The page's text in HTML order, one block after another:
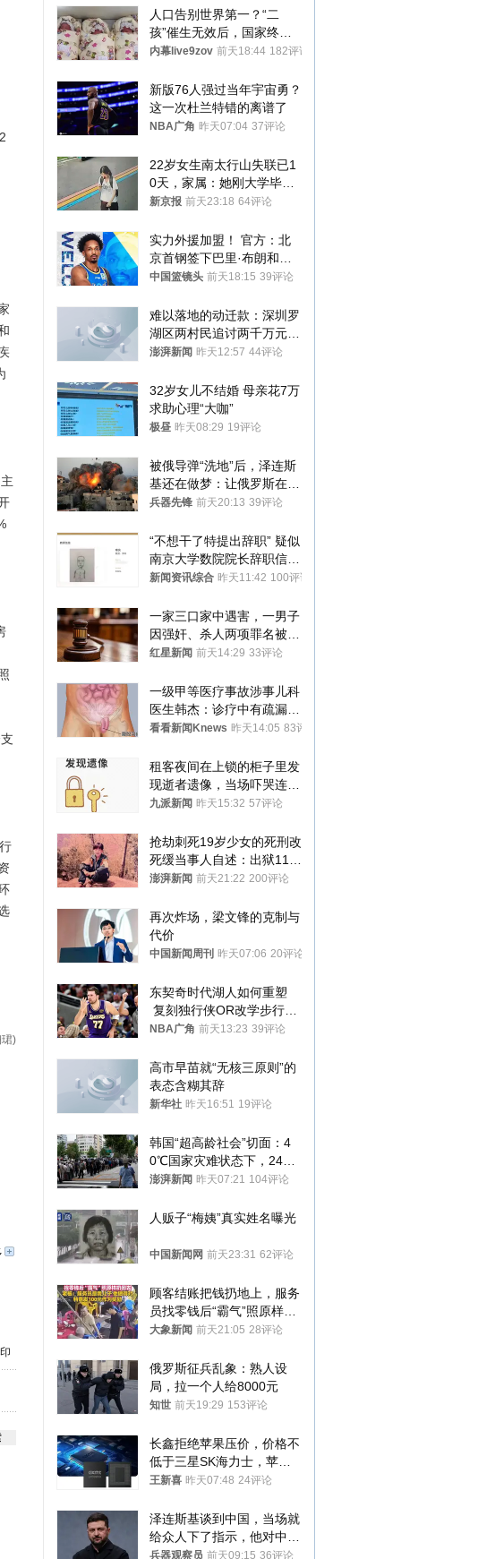
)
人口告别世界第一？“二
孩”催生无效后，国家终于
向住房出手了！
内幕live9zov 前天18:44 182评论
新版76人强过当年宇宙勇？
这一次杜兰特错的离谱了
NBA广角 昨天07:04 37评论
22岁女生南太行山失联已1
0天，家属：她刚大学毕业
想到山里旅行
新京报 前天23:18 64评论
实力外援加盟！ 官方：北
京首钢签下巴里·布朗和桑
普森
中国篮镜头 前天18:15 39评论
难以落地的动迁款：深圳罗
湖区两村民追讨两千万元动
迁款八年未果
澎湃新闻 昨天12:57 44评论
32岁女儿不结婚 母亲花7万
求助心理“大咖”
极昼 昨天08:29 19评论
被俄导弹“洗地”后，泽连斯
基还在做梦：让俄罗斯在冬
季前求和？
兵器先锋 前天20:13 39评论
“不想干了特提出辞职” 疑似
南京大学数院院长辞职信流
传 院方回应
新闻资讯综合 昨天11:42 100评论
一家三口家中遇害，一男子
因强奸、杀人两项罪名被判
死缓 最高检介入后改判无
红星新闻 前天14:29 33评论
一级甲等医疗事故涉事儿科
医生韩杰：诊疗中有疏漏，
我认错，但不能认罪
看看新闻Knews 昨天14:05 83评论
租客夜间在上锁的柜子里发
现逝者遗像，当场吓哭连夜
搬离，房东退还押金
九派新闻 昨天15:32 57评论
抢劫刺死19岁少女的死刑改
死缓当事人自述：出狱11年
间始终刻意躲避被害人家属
澎湃新闻 前天21:22 200评论
再次炸场，梁文锋的克制与
代价
中国新闻周刊 昨天07:06 20评论
东契奇时代湖人如何重塑
复刻独行侠OR改学步行
者？
NBA广角 前天13:23 39评论
高市早苗就“无核三原则”的
表态含糊其辞
新华社 昨天16:51 19评论
韩国“超高龄社会”切面：4
0℃国家灾难状态下，2400
名首尔老人还在巷子里收废
澎湃新闻 昨天07:21 104评论
人贩子“梅姨”真实姓名曝光
中国新闻网 前天23:31 62评论
顾客结账把钱扔地上，服务
员找零钱后“霸气”照原样扔
回去
大象新闻 前天21:05 28评论
俄罗斯征兵乱象：熟人设
局，拉一个人给8000元
知世 前天19:29 153评论
长鑫拒绝苹果压价，价格不
低于三星SK海力士，苹果
失去了议价权
王新喜 昨天07:48 24评论
泽连斯基谈到中国，当场就
给众人下了指示，他对中国
和中乌关系，显然又有了新
兵器观察员 前天09:15 36评论